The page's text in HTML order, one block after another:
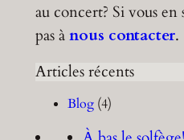
au concert? Si vous en
pas ànous contacter.
Articles récents
Blog(4)